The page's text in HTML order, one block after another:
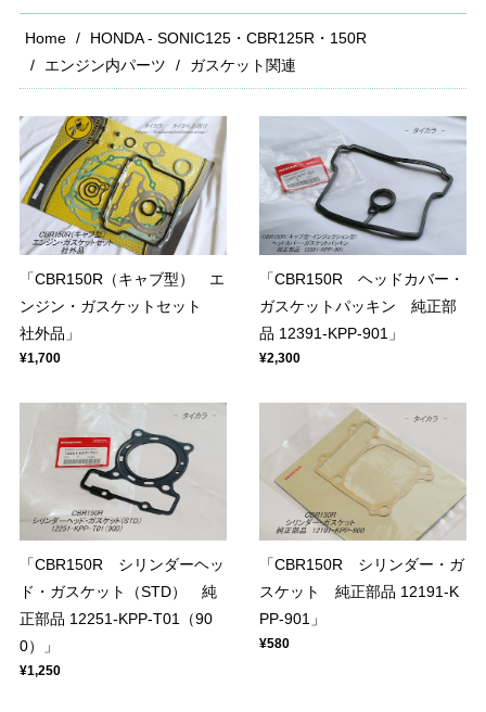
Home
HONDA - SONIC125・CBR125R・150R
エンジン内パーツ
ガスケット関連
「CBR150R（キャブ型） エ
ンジン・ガスケットセット
社外品」
¥1,700
「CBR150R ヘッドカバー・
ガスケットパッキン 純正部
品 12391-KPP-901」
¥2,300
「CBR150R シリンダーヘッ
ド・ガスケット（STD） 純
正部品 12251-KPP-T01（90
0）」
¥1,250
「CBR150R シリンダー・ガ
スケット 純正部品 12191-K
PP-901」
¥580